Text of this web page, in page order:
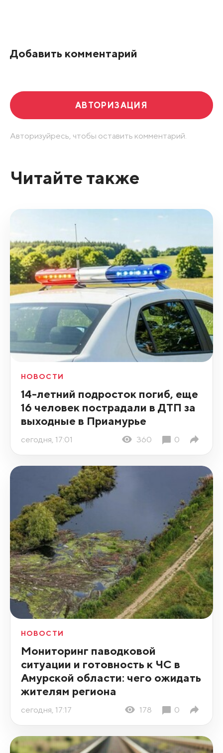
Добавить комментарий
АВТОРИЗАЦИЯ
Авторизуйресь, чтобы оставить комментарий.
Читайте также
НОВОСТИ
14-летний подросток погиб, еще
16 человек пострадали в ДТП за
выходные в Приамурье
сегодня, 17:01 360 0
НОВОСТИ
Мониторинг паводковой
ситуации и готовность к ЧС в
Амурской области: чего ожидать
жителям региона
сегодня, 17:17 178 0